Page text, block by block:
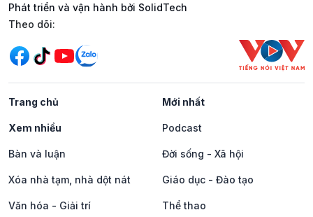
Phát triển và vận hành bởi SolidTech
Mạng xã hội
Theo dõi:
Trang chủ Mới nhất
Xem nhiều Podcast
Bàn và luận Đời sống - Xã hội
Xóa nhà tạm, nhà dột nát Giáo dục - Đào tạo
Văn hóa - Giải trí Thể thao